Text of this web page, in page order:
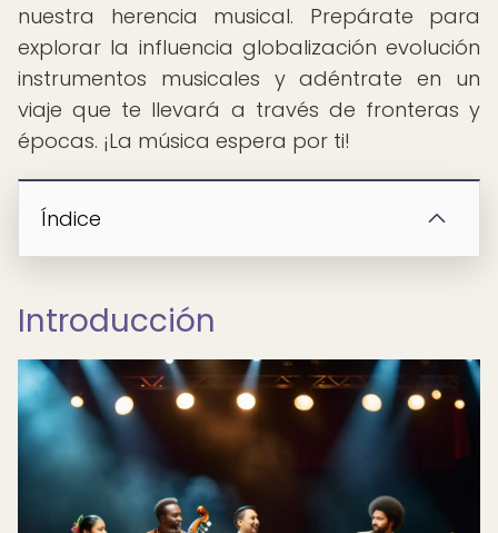
nuestra herencia musical. Prepárate para
explorar la influencia globalización evolución
instrumentos musicales y adéntrate en un
viaje que te llevará a través de fronteras y
épocas. ¡La música espera por ti!
Índice
Introducción